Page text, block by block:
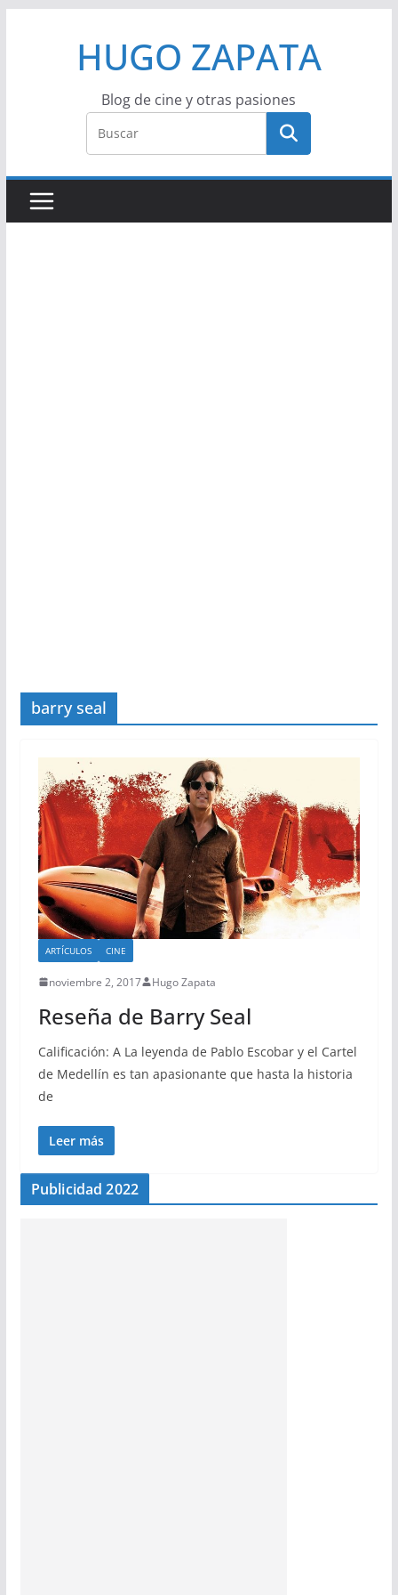
HUGO ZAPATA
Blog de cine y otras pasiones
barry seal
ARTÍCULOS CINE
noviembre 2, 2017 Hugo Zapata
Reseña de Barry Seal
Calificación: A La leyenda de Pablo Escobar y el Cartel
de Medellín es tan apasionante que hasta la historia
de
Leer más
Publicidad 2022